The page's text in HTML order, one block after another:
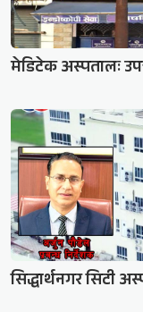
मेडिटेक अस्पतालः
सिद्धार्थनगर सिटी